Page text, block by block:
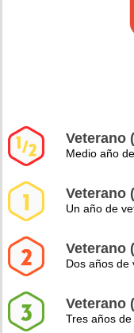
Veterano
Medio año
Veterano
Un año de
Veterano
Dos años de
Veterano
Tres años